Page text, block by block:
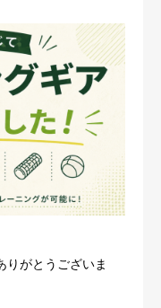
りがとうございま